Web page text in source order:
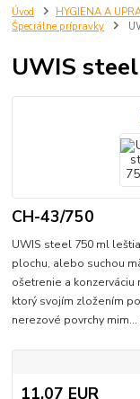
Úvod HYGIENA A
Špeciálne prípravky
UWIS
CH-43/750
UWIS steel 750 ml
plochu, alebo suchou
ošetrenie a konzerváciu
ktorý svojím zložením
nerezové povrchy mim...
11,07 EUR